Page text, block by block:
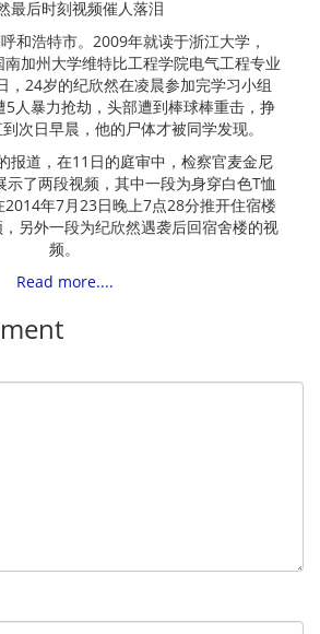
最后时刻视频催人落泪
和浩特市。2009年就读于浙江大学，
加州大学维特比工程学院电气工程专业
，24岁的纪欣然在凌晨参加完学习小组
5人暴力抢劫，头部遭到棒球棒重击，挣
次日早晨，他的尸体才被同学发现。
报道，在11日的庭审中，检察官麦金尼
示了两段视频，其中一段为身穿白色T恤
年7月23日晚上7点28分推开住宿楼
另外一段为纪欣然遇袭后回宿舍楼的视
频。
Read more....